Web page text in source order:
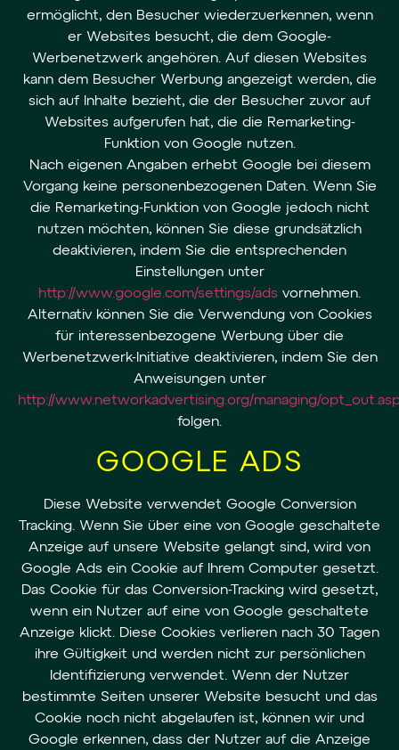
ermöglicht, den Besucher wiederzuerkennen, wenn
er Websites besucht, die dem Google-
Werbenetzwerk angehören. Auf diesen Websites
kann dem Besucher Werbung angezeigt werden, die
sich auf Inhalte bezieht, die der Besucher zuvor auf
Websites aufgerufen hat, die die Remarketing-
Funktion von Google nutzen.
Nach eigenen Angaben erhebt Google bei diesem
Vorgang keine personenbezogenen Daten. Wenn Sie
die Remarketing-Funktion von Google jedoch nicht
nutzen möchten, können Sie diese grundsätzlich
deaktivieren, indem Sie die entsprechenden
Einstellungen unter
http://www.google.com/settings/ads vornehmen.
Alternativ können Sie die Verwendung von Cookies
für interessenbezogene Werbung über die
Werbenetzwerk-Initiative deaktivieren, indem Sie den
Anweisungen unter
http://www.networkadvertising.org/managing/
folgen.
GOOGLE ADS
Diese Website verwendet Google Conversion
Tracking. Wenn Sie über eine von Google geschaltete
Anzeige auf unsere Website gelangt sind, wird von
Google Ads ein Cookie auf Ihrem Computer gesetzt.
Das Cookie für das Conversion-Tracking wird gesetzt,
wenn ein Nutzer auf eine von Google geschaltete
Anzeige klickt. Diese Cookies verlieren nach 30 Tagen
ihre Gültigkeit und werden nicht zur persönlichen
Identifizierung verwendet. Wenn der Nutzer
bestimmte Seiten unserer Website besucht und das
Cookie noch nicht abgelaufen ist, können wir und
Google erkennen, dass der Nutzer auf die Anzeige